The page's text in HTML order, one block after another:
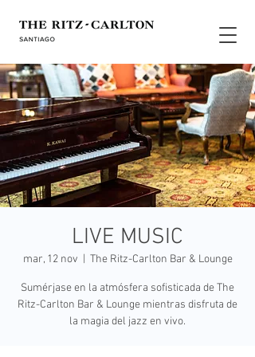
LIVE MUSIC
mar, 12 nov The Ritz-Carlton Bar & Lounge
Sumérjase en la atmósfera sofisticada de The
Ritz-Carlton Bar & Lounge mientras disfruta de
la magia del jazz en vivo.